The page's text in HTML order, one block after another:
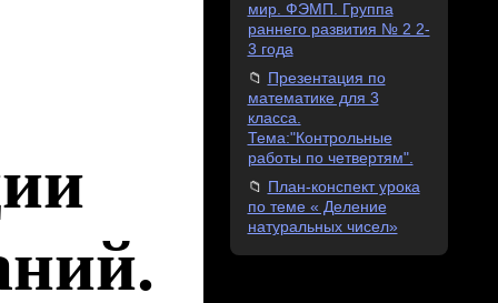
мир. ФЭМП. Группа
раннего развития № 2 2-
3 года
Презентация по
математике для 3
класса.
Тема:"Контрольные
работы по четвертям".
План-конспект урока
по теме « Деление
натуральных чисел»